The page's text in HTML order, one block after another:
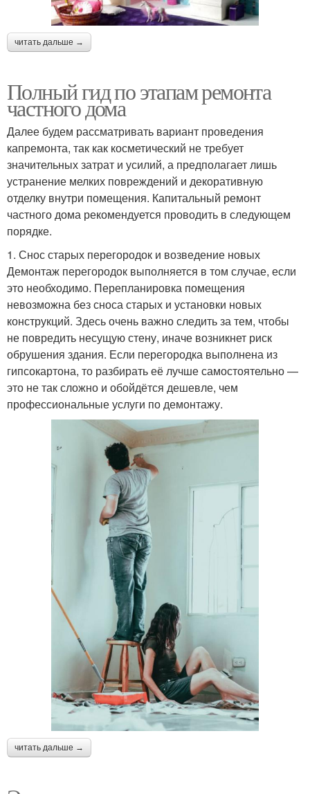
читать дальше →
Полный гид по этапам ремонта
частного дома
Далее будем рассматривать вариант проведения
капремонта, так как косметический не требует
значительных затрат и усилий, а предполагает лишь
устранение мелких повреждений и декоративную
отделку внутри помещения. Капитальный ремонт
частного дома рекомендуется проводить в следующем
порядке.
1. Снос старых перегородок и возведение новых
Демонтаж перегородок выполняется в том случае, если
это необходимо. Перепланировка помещения
невозможна без сноса старых и установки новых
конструкций. Здесь очень важно следить за тем, чтобы
не повредить несущую стену, иначе возникнет риск
обрушения здания. Если перегородка выполнена из
гипсокартона, то разбирать её лучше самостоятельно —
это не так сложно и обойдётся дешевле, чем
профессиональные услуги по демонтажу.
читать дальше →